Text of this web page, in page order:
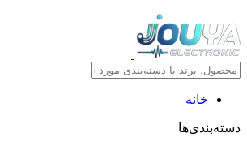
خانه
دسته‌بندی‌ها